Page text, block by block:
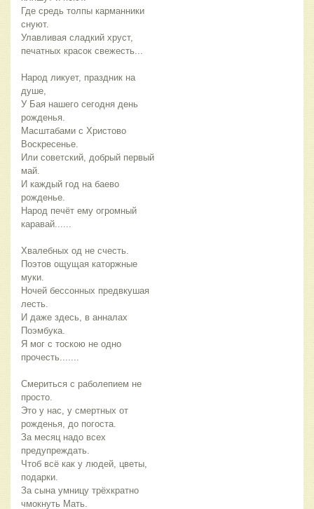
Где средь толпы карманники
снуют.
Улавливая сладкий хруст,
печатных красок свежесть...
Народ ликует, праздник на
душе,
У Бая нашего сегодня день
рожденья.
Масштабами с Христово
Воскресенье.
Или советский, добрый первый
май.
И каждый год на баево
рожденье.
Народ печёт ему огромный
каравай......
Хвалебных од не счесть.
Поэтов ощущая каторжные
муки.
Ночей бессонных предвкушая
лесть.
И даже здесь, в анналах
Поэмбука.
Я мог с тоскою не одно
прочесть.......
Смериться с раболепием не
просто.
Это у нас, у смертных от
рожденья, до погоста.
За месяц надо всех
предупреждать.
Чтоб всё как у людей, цветы,
подарки.
За сына умницу трёхкратно
чмокнуть Мать.